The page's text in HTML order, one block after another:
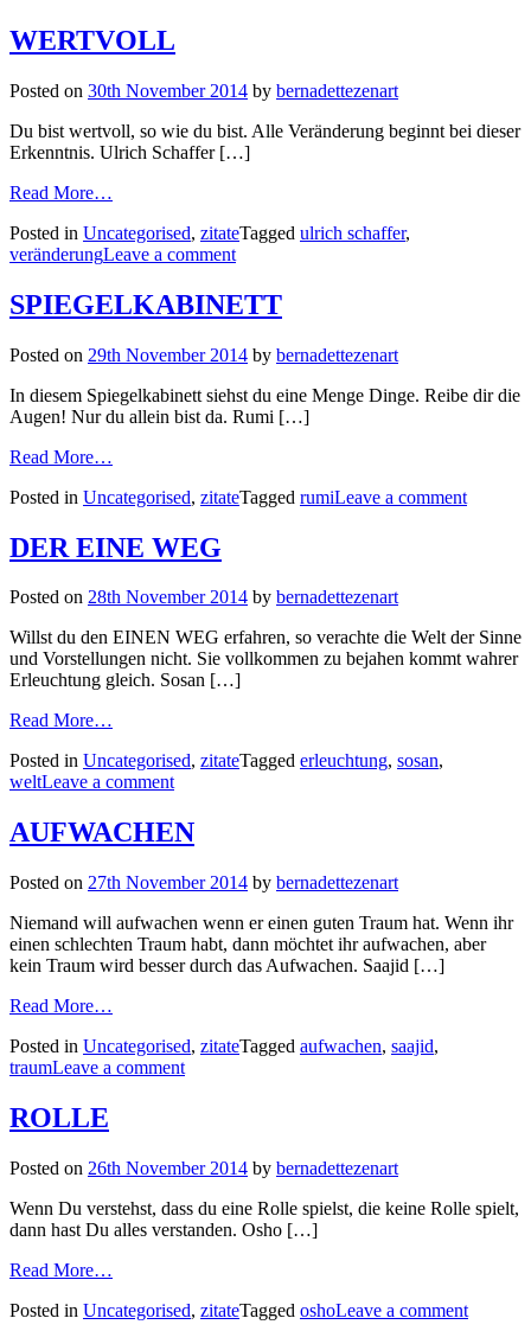
WERTVOLL
Posted on 30th November 2014 by bernadettezenart
Du bist wertvoll, so wie du bist. Alle Veränderung beginnt bei dieser
Erkenntnis. Ulrich Schaffer […]
Read More…
Posted in Uncategorised, zitateTagged ulrich schaffer,
veränderungLeave a comment
SPIEGELKABINETT
Posted on 29th November 2014 by bernadettezenart
In diesem Spiegelkabinett siehst du eine Menge Dinge. Reibe dir die
Augen! Nur du allein bist da. Rumi […]
Read More…
Posted in Uncategorised, zitateTagged rumiLeave a comment
DER EINE WEG
Posted on 28th November 2014 by bernadettezenart
Willst du den EINEN WEG erfahren, so verachte die Welt der Sinne
und Vorstellungen nicht. Sie vollkommen zu bejahen kommt wahrer
Erleuchtung gleich. Sosan […]
Read More…
Posted in Uncategorised, zitateTagged erleuchtung, sosan,
weltLeave a comment
AUFWACHEN
Posted on 27th November 2014 by bernadettezenart
Niemand will aufwachen wenn er einen guten Traum hat. Wenn ihr
einen schlechten Traum habt, dann möchtet ihr aufwachen, aber
kein Traum wird besser durch das Aufwachen. Saajid […]
Read More…
Posted in Uncategorised, zitateTagged aufwachen, saajid,
traumLeave a comment
ROLLE
Posted on 26th November 2014 by bernadettezenart
Wenn Du verstehst, dass du eine Rolle spielst, die keine Rolle spielt,
dann hast Du alles verstanden. Osho […]
Read More…
Posted in Uncategorised, zitateTagged oshoLeave a comment